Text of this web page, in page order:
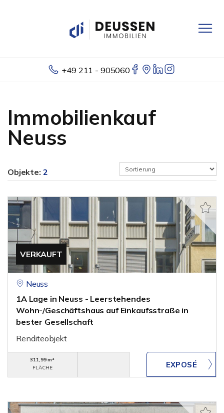
+49 211 - 905060
Immobilienkauf
Neuss
Objekte: 2
VERKAUFT
Neuss
1A Lage in Neuss - Leerstehendes
Wohn-/Geschäftshaus auf Einkaufsstraße in
bester Gesellschaft
Renditeobjekt
311,99 m²
FLÄCHE